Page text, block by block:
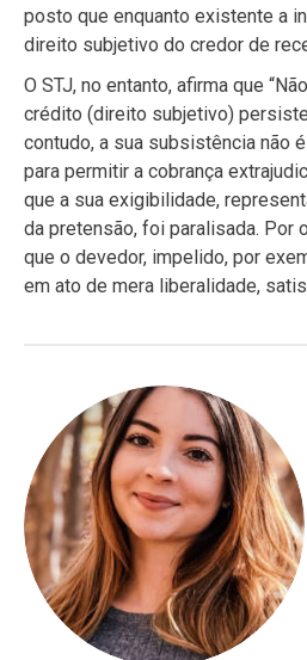
posto que enquanto existente a
direito subjetivo do credor de
O STJ, no entanto, afirma que
crédito (direito subjetivo)
contudo, a sua subsistência não
para permitir a cobrança
que a sua exigibilidade,
da pretensão, foi paralisada. Por
que o devedor, impelido, por
em ato de mera liberalidade,